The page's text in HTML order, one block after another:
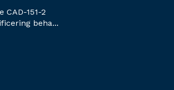
151-2
beha...